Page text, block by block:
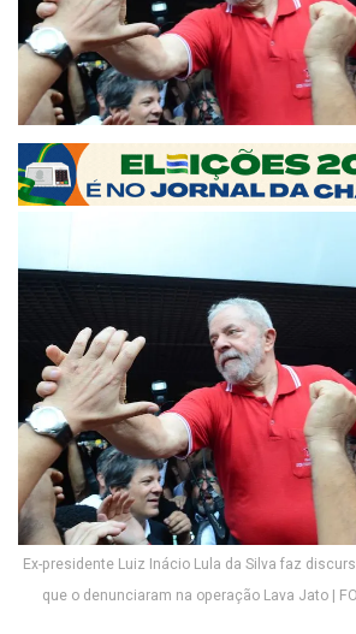
Ex-presidente Luiz Inácio Lula da Silva faz
que o denunciaram na operação Lava Jato |